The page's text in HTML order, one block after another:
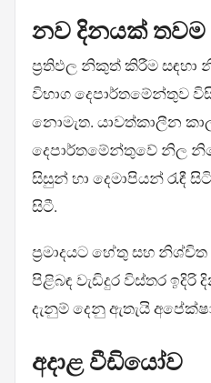
නව දිනයක්
ප්‍රතිඵල නිකුත් කිරීම
විභාග දෙපාර්තමේන්තුව
නොමැත. යාවත්කාලීන
දෙපාර්තමේන්තුවේ නිල
සිසුන් හා දෙමාපියන් රැඳී
සිටී.
ප්‍රමාදයට හේතු සහ
පිළිබඳ වැඩිදුර විස්තර
දැනුම් දෙනු ඇතැයි
අදාළ වීඩියෝව